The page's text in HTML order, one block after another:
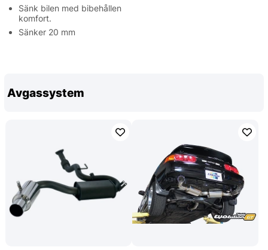
Sänk bilen med bibehållen
komfort.
Sänker 20 mm
Avgassystem